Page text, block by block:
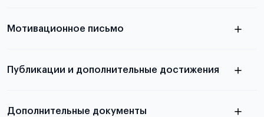
письма
письма
Мотивационное письмо
статье
Публикации и дополнительные достижения
Дополнительные документы